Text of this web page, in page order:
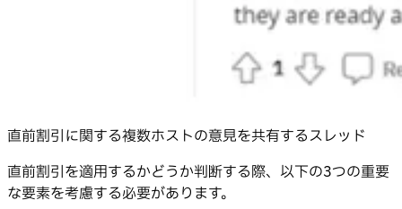
直前割引に関する複数ホストの意見を共有するスレッド
直前割引を適用するかどうか判断する際、以下の3つの重要
な要素を考慮する必要があります。